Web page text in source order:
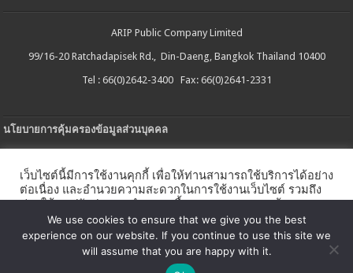
ARIP Public Company Limited
99/16-20 Ratchadapisek Rd., Din-Daeng, Bangkok Thailand 10400
Tel : 66(0)2642-3400 Fax: 66(0)2641-2331
นโยบายการคุ้มครองข้อมูลส่วนบุคคล
นโยบายการใช้คกกี้
นโยบายความปลอดภัยของข้อมูลสารสนเทศ
เว็บไซต์นี้มีการใช้งานคุกกี้ เพื่อให้ท่านสามารถใช้บริการได้อย่าง
ต่อเนื่อง และอำนวยความสะดวกในการใช้งานเว็บไซต์ รวมถึง
ช่วยให้เราปรับปรุงการนำเสนอเนื้อหาตรงตามความต้องการ
ของท่าน โดยสามารถศึกษารายละเอียดเพิ่มเติมได้ใน นโยบาย
คุกกี้
We use cookies to ensure that we give you the best
experience on our website. If you continue to use this site we
will assume that you are happy with it.